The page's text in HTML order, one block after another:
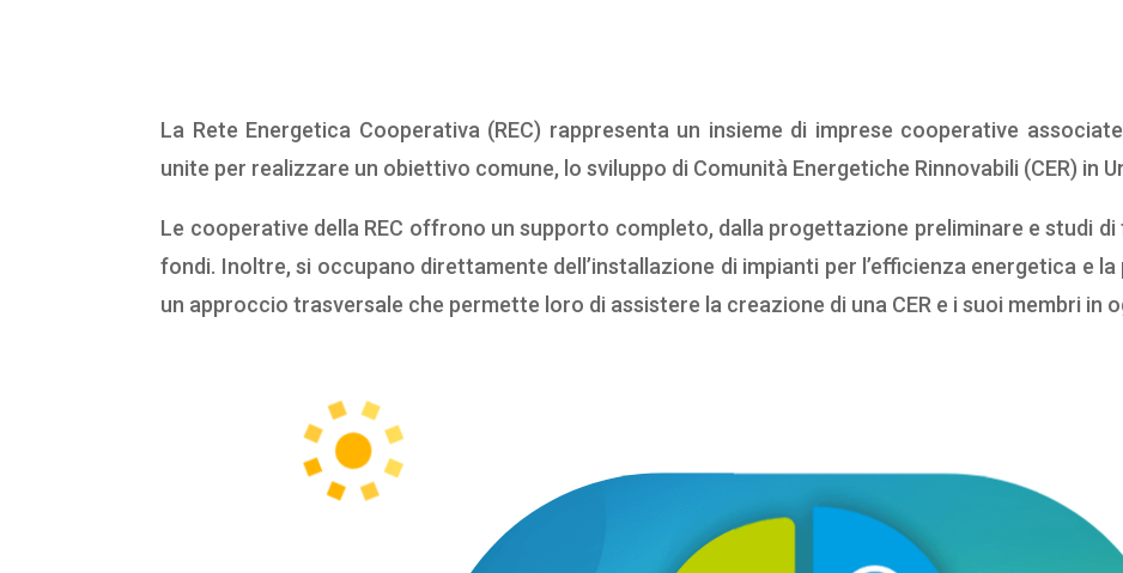
La Rete Energetica Cooperativa (REC) rappresenta un insieme di imprese cooperative
unite per realizzare un obiettivo comune, lo sviluppo di Comunità Energetiche Rinnovabili (CER) in
Le cooperative della REC offrono un supporto completo, dalla progettazione preliminare e studi
fondi. Inoltre, si occupano direttamente dell’installazione di impianti per l’efficienza energetica e
un approccio trasversale che permette loro di assistere la creazione di una CER e i suoi membri in